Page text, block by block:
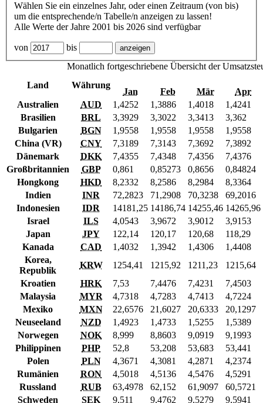
Wählen Sie ein einzelnes Jahr, oder einen Zeitraum (von bis)
um die entsprechende/n Tabelle/n anzeigen zu lassen!
Alle Werte der Jahre 2001 bis 2026 sind verfügbar
von
bis
Monatlich fortgeschriebene Übersicht der
Land
Währung
Jan Feb Mär
Apr
Australien
AUD 1,4252 1,3886 1,4018
1,4241
Brasilien
BRL 3,3929 3,3022 3,3413
3,362
Bulgarien
BGN 1,9558 1,9558 1,9558
1,9558
China (VR)
CNY 7,3189 7,3143 7,3692
7,3892
Dänemark
DKK 7,4355 7,4348 7,4356
7,4376
Großbritannien
GBP 0,861 0,85273 0,8656
0,84824
Hongkong
HKD 8,2332 8,2586 8,2984
8,3364
Indien
INR 72,2823 71,2908 70,3238
69,2016
Indonesien
IDR 14181,25 14186,74 14255,46 14265,96
Israel
ILS 4,0543 3,9672 3,9012
3,9153
Japan
JPY 122,14 120,17 120,68
118,29
Kanada
CAD 1,4032 1,3942 1,4306
1,4408
Korea,
Republik
KRW 1254,41 1215,92 1211,23
1215,64
Kroatien
HRK 7,53 7,4476 7,4231
7,4503
Malaysia
MYR 4,7318 4,7283 4,7413
4,7224
Mexiko
MXN 22,6576 21,6027 20,6333
20,1297
Neuseeland
NZD 1,4923 1,4733 1,5255
1,5389
Norwegen
NOK 8,999 8,8603 9,0919
9,1993
Philippinen
PHP 52,8 53,208 53,683
53,441
Polen
PLN 4,3671 4,3081 4,2871
4,2374
Rumänien
RON 4,5018 4,5136 4,5476
4,5291
Russland
RUB 63,4978 62,152 61,9097
60,5721
Schweden
SEK 9,511 9,4762 9,5279
9,5941